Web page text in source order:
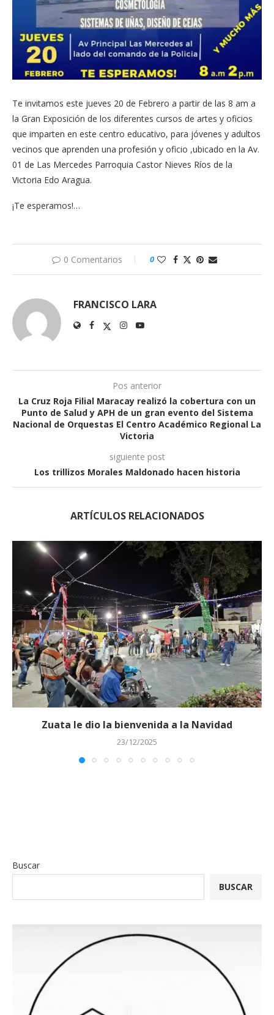
Te invitamos este jueves 20 de Febrero a partir de las 8 am a
la Gran Exposición de los diferentes cursos de artes y oficios
que imparten en este centro educativo, para jóvenes y adultos
vecinos que aprenden una profesión y oficio ,ubicado en la Av.
01 de Las Mercedes Parroquia Castor Nieves Ríos de la
Victoria Edo Aragua.
¡Te esperamos!…
0 Comentarios 0
FRANCISCO LARA
Pos anterior
La Cruz Roja Filial Maracay realizó la cobertura con un
Punto de Salud y APH de un gran evento del Sistema
Nacional de Orquestas El Centro Académico Regional La
Victoria
siguiente post
Los trillizos Morales Maldonado hacen historia
ARTÍCULOS RELACIONADOS
Zuata le dio la bienvenida a la Navidad
23/12/2025
Buscar
BUSCAR